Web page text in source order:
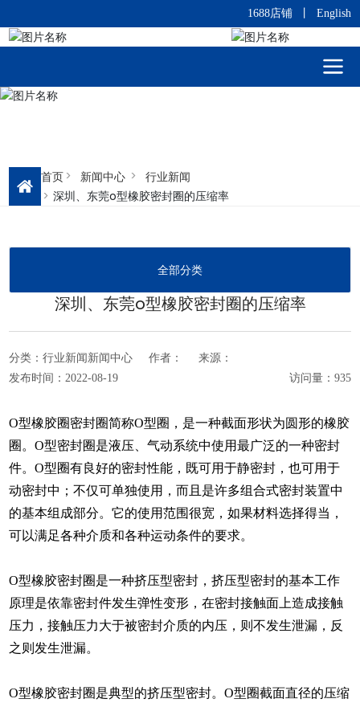
1688店铺丨 English
首页 新闻中心
行业新闻
深圳、东莞o型橡胶密封圈的压缩率
全部分类
深圳、东莞o型橡胶密封圈的压缩率
分类：行业新闻新闻中心 作者：
来源：
发布时间： 2022-08-19 访问量： 935
O型橡胶圈密封圈简称O型圈，是一种截面形状为圆形的橡胶
圈。O型密封圈是液压、气动系统中使用最广泛的一种密封
件。O型圈有良好的密封性能，既可用于静密封，也可用于
动密封中；不仅可单独使用，而且是许多组合式密封装置中
的基本组成部分。它的使用范围很宽，如果材料选择得当，
可以满足各种介质和各种运动条件的要求。
O型橡胶密封圈是一种挤压型密封，挤压型密封的基本工作
原理是依靠密封件发生弹性变形，在密封接触面上造成接触
压力，接触压力大于被密封介质的内压，则不发生泄漏，反
之则发生泄漏。
O型橡胶密封圈是典型的挤压型密封。O型圈截面直径的压缩